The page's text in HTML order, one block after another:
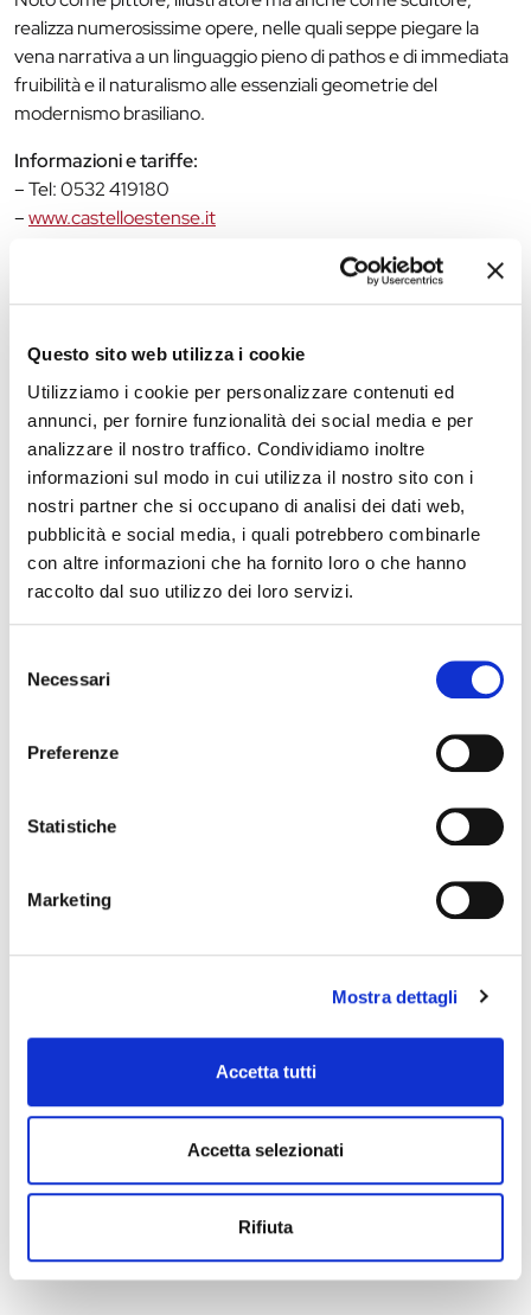
Questo sito web utilizza i cookie
Utilizziamo i cookie per personalizzare contenuti ed
annunci, per fornire funzionalità dei social media e per
analizzare il nostro traffico. Condividiamo inoltre
informazioni sul modo in cui utilizza il nostro sito con i
nostri partner che si occupano di analisi dei dati web,
pubblicità e social media, i quali potrebbero combinarle
con altre informazioni che ha fornito loro o che hanno
raccolto dal suo utilizzo dei loro servizi.
delNecessari
Preferenze
Statistiche
Marketing
Mostra dettagli
Accetta tutti
Accetta selezionati
Rifiuta
realizza numerosissime opere, nelle quali seppe piegare la
vena narrativa a un linguaggio pieno di pathos e di immediata
fruibilità e il naturalismo alle essenziali geometrie del
modernismo brasiliano.
Informazioni e tariffe:
– Tel: 0532 419180
–www.castelloestense.it
La redazione non è responsabile di eventuali inesattezze o
annullamento, variazione, modifica delle informazioni di un
evento potete scrivere ainfotur@comune.fe.it.